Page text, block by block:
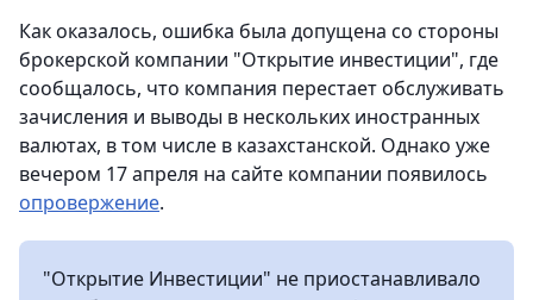
Как оказалось, ошибка была допущена со стороны
брокерской компании "Открытие инвестиции", где
сообщалось, что компания перестает обслуживать
зачисления и выводы в нескольких иностранных
валютах, в том числе в казахстанской. Однако уже
вечером 17 апреля на сайте компании появилось
опровержение.
"Открытие Инвестиции" не приостанавливало